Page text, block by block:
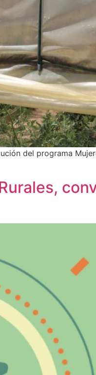
del programa